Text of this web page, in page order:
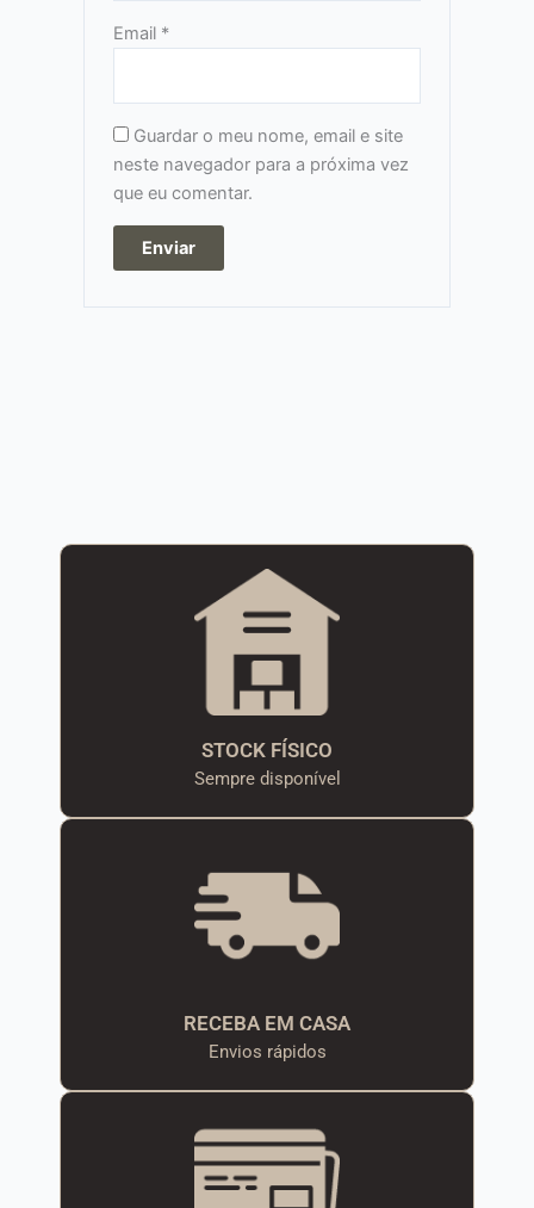
Email *
Guardar o meu nome, email e site
neste navegador para a próxima vez
que eu comentar.
STOCK FÍSICO
Sempre disponível
RECEBA EM CASA
Envios rápidos